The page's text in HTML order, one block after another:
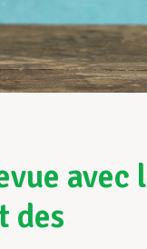
avec
des